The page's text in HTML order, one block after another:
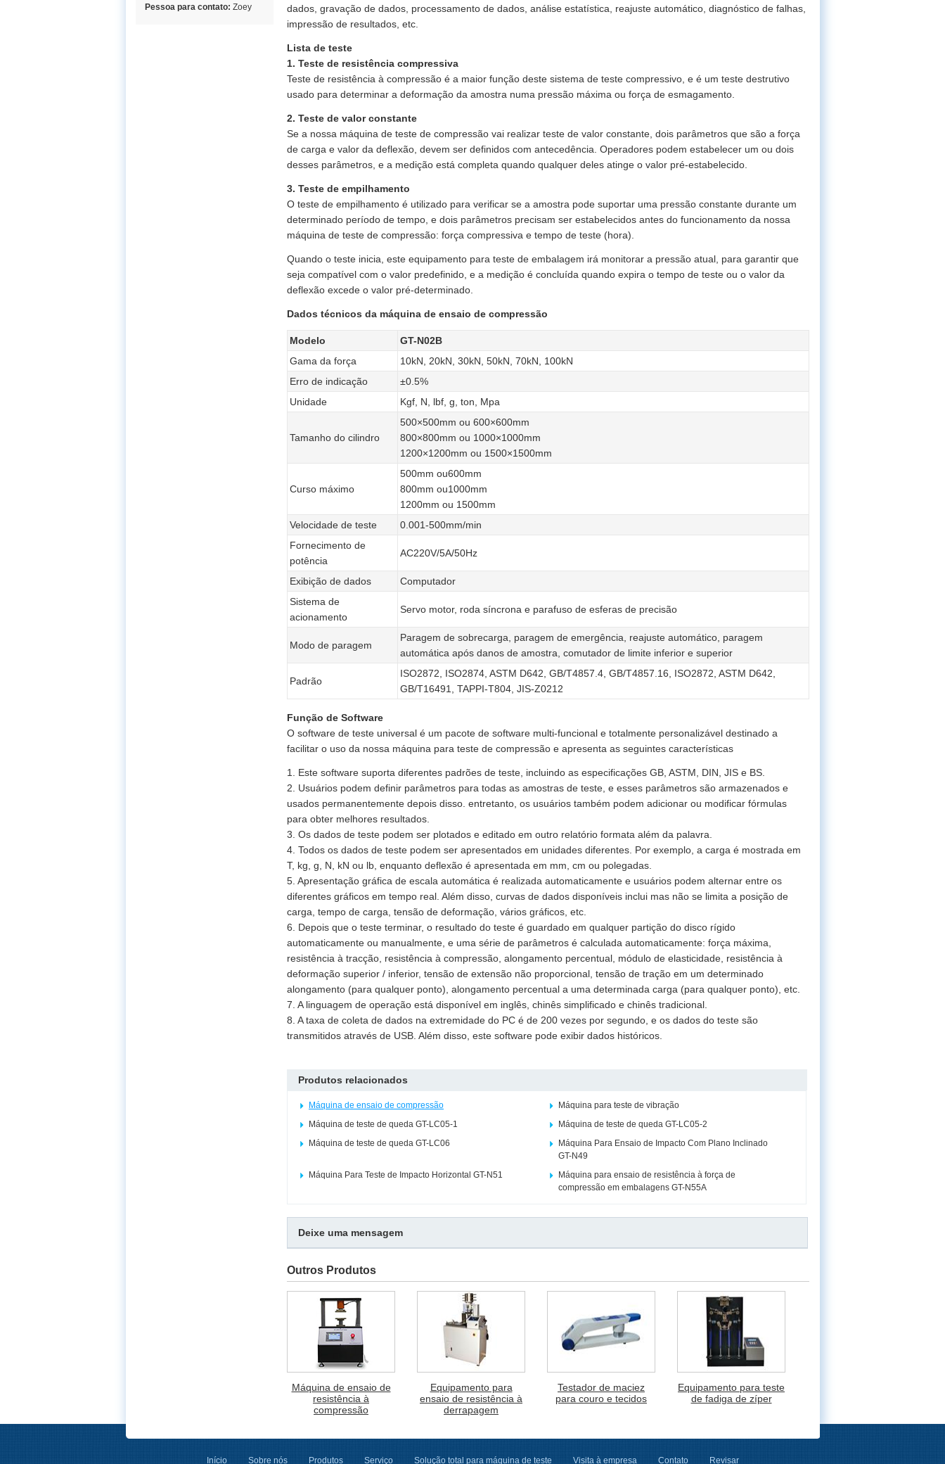
Pessoa para contato: Zoey
dados, gravação de dados, processamento de dados, análise estatística, reajuste automático, diagnóstico de falhas,
impressão de resultados, etc.
Lista de teste
1. Teste de resistência compressiva
Teste de resistência à compressão é a maior função deste sistema de teste compressivo, e é um teste destrutivo
usado para determinar a deformação da amostra numa pressão máxima ou força de esmagamento.
2. Teste de valor constante
Se a nossa máquina de teste de compressão vai realizar teste de valor constante, dois parâmetros que são a força
de carga e valor da deflexão, devem ser definidos com antecedência. Operadores podem estabelecer um ou dois
desses parâmetros, e a medição está completa quando qualquer deles atinge o valor pré-estabelecido.
3. Teste de empilhamento
O teste de empilhamento é utilizado para verificar se a amostra pode suportar uma pressão constante durante um
determinado período de tempo, e dois parâmetros precisam ser estabelecidos antes do funcionamento da nossa
máquina de teste de compressão: força compressiva e tempo de teste (hora).
Quando o teste inicia, este equipamento para teste de embalagem irá monitorar a pressão atual, para garantir que
seja compatível com o valor predefinido, e a medição é concluída quando expira o tempo de teste ou o valor da
deflexão excede o valor pré-determinado.
Dados técnicos da máquina de ensaio de compressão
Modelo
GT-N02B
Gama da força
10kN, 20kN, 30kN, 50kN, 70kN, 100kN
Erro de indicação
±0.5%
Unidade
Kgf, N, lbf, g, ton, Mpa
Tamanho do cilindro
500×500mm ou 600×600mm
800×800mm ou 1000×1000mm
1200×1200mm ou 1500×1500mm
Curso máximo
500mm ou600mm
800mm ou1000mm
1200mm ou 1500mm
Velocidade de teste
0.001-500mm/min
Fornecimento de
potência
AC220V/5A/50Hz
Exibição de dados
Computador
Sistema de
acionamento
Servo motor, roda síncrona e parafuso de esferas de precisão
Modo de paragem
Paragem de sobrecarga, paragem de emergência, reajuste automático, paragem
automática após danos de amostra, comutador de limite inferior e superior
Padrão
ISO2872, ISO2874, ASTM D642, GB/T4857.4, GB/T4857.16, ISO2872, ASTM D642,
GB/T16491, TAPPI-T804, JIS-Z0212
Função de Software
O software de teste universal é um pacote de software multi-funcional e totalmente personalizável destinado a
facilitar o uso da nossa máquina para teste de compressão e apresenta as seguintes características
1. Este software suporta diferentes padrões de teste, incluindo as especificações GB, ASTM, DIN, JIS e BS.
2. Usuários podem definir parâmetros para todas as amostras de teste, e esses parâmetros são armazenados e
usados permanentemente depois disso. entretanto, os usuários também podem adicionar ou modificar fórmulas
para obter melhores resultados.
3. Os dados de teste podem ser plotados e editado em outro relatório formata além da palavra.
4. Todos os dados de teste podem ser apresentados em unidades diferentes. Por exemplo, a carga é mostrada em
T, kg, g, N, kN ou lb, enquanto deflexão é apresentada em mm, cm ou polegadas.
5. Apresentação gráfica de escala automática é realizada automaticamente e usuários podem alternar entre os
diferentes gráficos em tempo real. Além disso, curvas de dados disponíveis inclui mas não se limita a posição de
carga, tempo de carga, tensão de deformação, vários gráficos, etc.
6. Depois que o teste terminar, o resultado do teste é guardado em qualquer partição do disco rígido
automaticamente ou manualmente, e uma série de parâmetros é calculada automaticamente: força máxima,
resistência à tracção, resistência à compressão, alongamento percentual, módulo de elasticidade, resistência à
deformação superior / inferior, tensão de extensão não proporcional, tensão de tração em um determinado
alongamento (para qualquer ponto), alongamento percentual a uma determinada carga (para qualquer ponto), etc.
7. A linguagem de operação está disponível em inglês, chinês simplificado e chinês tradicional.
8. A taxa de coleta de dados na extremidade do PC é de 200 vezes por segundo, e os dados do teste são
transmitidos através de USB. Além disso, este software pode exibir dados históricos.
Produtos relacionados
Máquina de ensaio de compressão
Máquina para teste de vibração
Máquina de teste de queda GT-LC05-1
Máquina de teste de queda GT-LC05-2
Máquina de teste de queda GT-LC06
Máquina Para Ensaio de Impacto Com Plano Inclinado
GT-N49
Máquina Para Teste de Impacto Horizontal GT-N51
Máquina para ensaio de resistência à força de
compressão em embalagens GT-N55A
Deixe uma mensagem
Outros Produtos
Máquina de ensaio de
resistência à
compressão
Equipamento para
ensaio de resistência à
derrapagem
Testador de maciez
para couro e tecidos
Equipamento para teste
de fadiga de zíper
Início Sobre nós Produtos Serviço Solução total para máquina de teste Visita à empresa Contato Revisar